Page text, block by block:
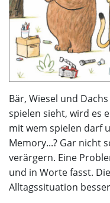
Bär, Wiesel und
spielen sieht, wird es
mit wem spielen darf
Memory...? Gar nicht
verärgern. Eine
und in Worte fasst.
Alltagssituation